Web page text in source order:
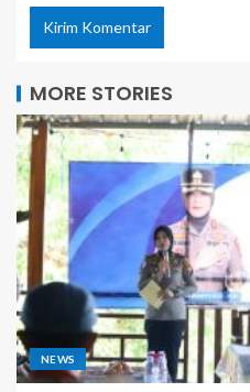
MORE STORIES
NEWS